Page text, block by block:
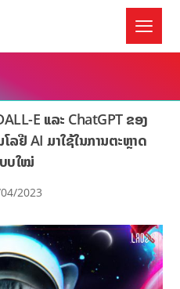
E ເເລະ ChatGPT ຂອງ
ລຢີ AI ມາໃຊ້ໃນການຕະຫຼາດ
ບໃໝ່
2023